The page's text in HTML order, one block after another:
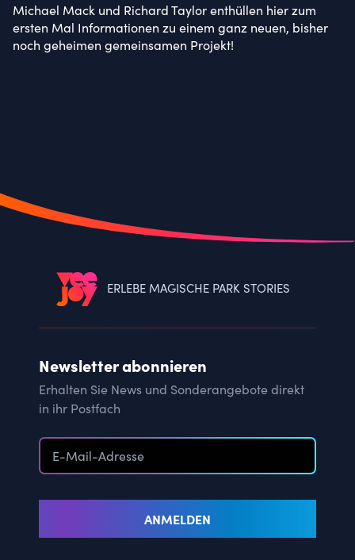
Michael Mack und Richard Taylor enthüllen hier zum
ersten Mal Informationen zu einem ganz neuen, bisher
noch geheimen gemeinsamen Projekt!
ERLEBE MAGISCHE PARK STORIES
Newsletter abonnieren
Erhalten Sie News und Sonderangebote direkt
in ihr Postfach
ANMELDEN